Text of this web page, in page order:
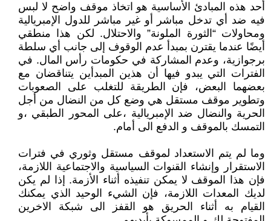
أحد هذه المبادئ الأساسية هو اتخاذ موقف واضح لا لبس
فيه ضد أي تدخل مباشر أو غير مباشر للدول الإمبريالية
ومحاولات “الثورة الملونة” والاحتلال. لكن هذا منطقي
أيضًا عندما يقترن بمبدأ عدم الوقوف إلى جانب أي سلطة
برجوازية، وعدم المشاركة في حكومات رأس المال. في
الفترات التي يبدو فيها أن هذين المبدأين يتناقضان مع
بعضهما البعض، فإن الطريقة للتغلب على الصعوبات
وتطوير موقف مستقل هي وضع كل من النضال من أجل
الحرية والنضال ضد الإمبريالية ،على المحور الطبقي ،و
التمسك بالموقف و الدفع الى أمام.
وما لم يتم الاستعداد لموقف مستقل وثوري في فترات
الاستقرار وإنشاء القنوات السياسية والاجتماعية اللازمة،
فإن هذا الموقف لا يمكن تنفيذه أثناء الأزمة. إذا لم يكن
لديك المعدات اللازمة، فإن الشيء الوحيد الذي يمكنك
القيام به أثناء الحريق هو القفز الى شبكة الاخرين